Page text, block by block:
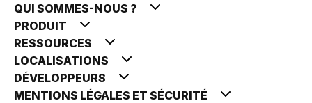
QUI SOMMES-NOUS ?
PRODUIT
RESSOURCES
LOCALISATIONS
DÉVELOPPEURS
MENTIONS LÉGALES ET SÉCURITÉ